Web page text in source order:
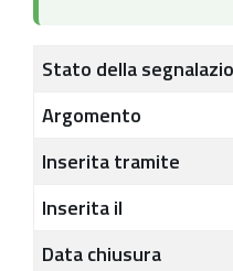
Stato della
Argomento
Inserita tramite
Inserita il
Data chiusura